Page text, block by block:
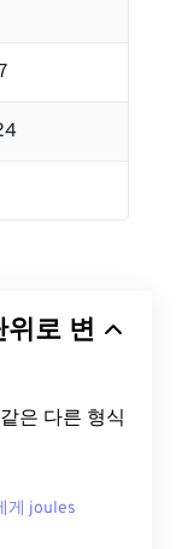
로 변
은 다른 형식
게 joules